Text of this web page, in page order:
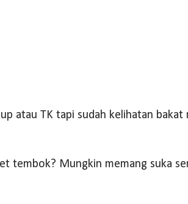
atau TK tapi sudah kelihatan bakat
tembok? Mungkin memang suka